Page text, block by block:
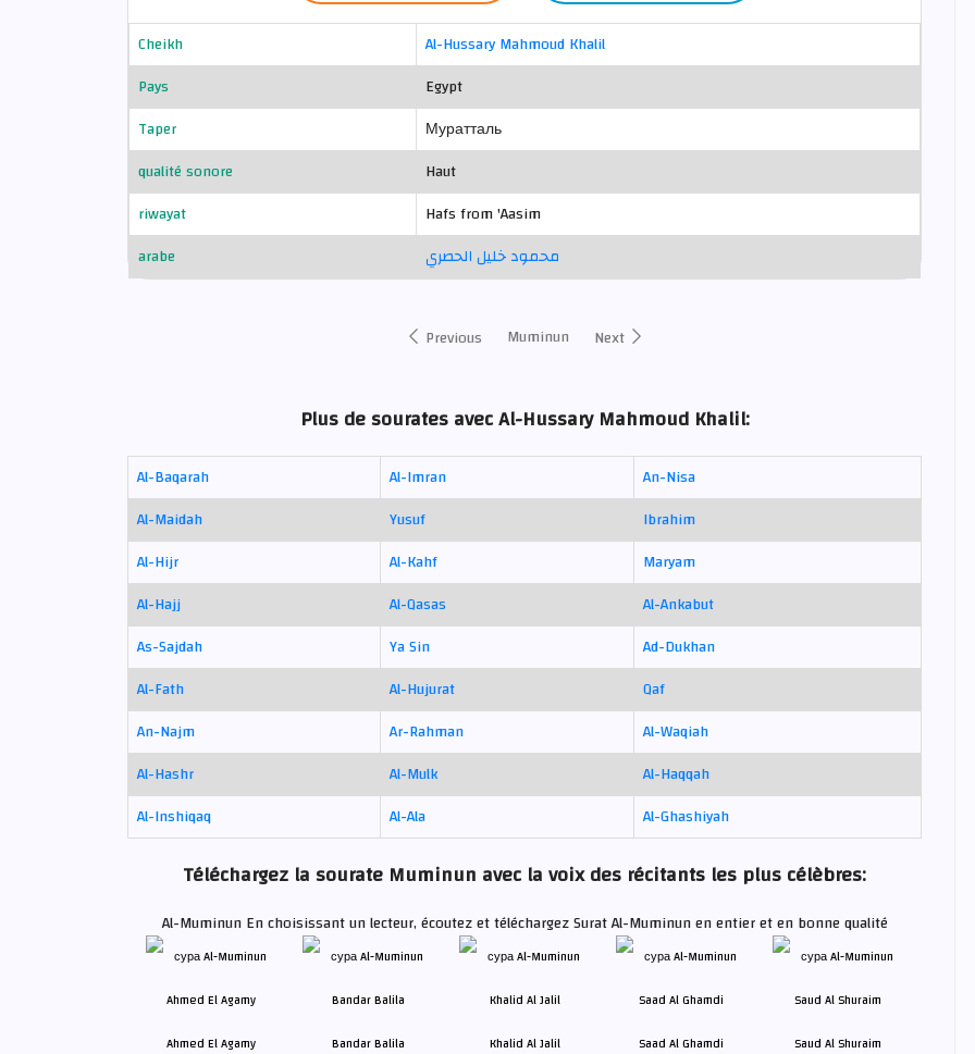
Cheikh
Al-Hussary Mahmoud Khalil
Pays
Egypt
Taper
Муратталь
qualité sonore
Haut
riwayat
Hafs from 'Aasim
arabe
محمود خليل الحصري
Previous Muminun Next
Plus de sourates avec Al-Hussary Mahmoud Khalil:
Al-Baqarah Al-Imran
An-Nisa
Al-Maidah
Yusuf
Ibrahim
Al-Hijr
Al-Kahf
Maryam
Al-Hajj
Al-Qasas
Al-Ankabut
As-Sajdah
Ya Sin
Ad-Dukhan
Al-Fath
Al-Hujurat
Qaf
An-Najm
Ar-Rahman
Al-Waqiah
Al-Hashr
Al-Mulk
Al-Haqqah
Al-Inshiqaq
Al-Ala Al-Ghashiyah
Téléchargez la sourate Muminun avec la voix des récitants les plus célèbres:
Al-Muminun En choisissant un lecteur, écoutez et téléchargez Surat Al-Muminun en entier et en bonne qualité
Ahmed El Agamy Bandar Balila Khalid Al Jalil Saad Al Ghamdi Saud Al Shuraim